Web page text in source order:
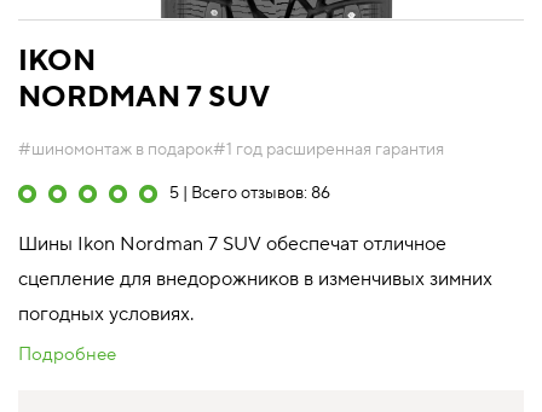
IKON
NORDMAN 7 SUV
#шиномонтаж в подарок#1 год расширенная гарантия
5 | Всего отзывов: 86
Шины Ikon Nordman 7 SUV обеспечат отличное
сцепление для внедорожников в изменчивых зимних
погодных условиях.
Подробнее